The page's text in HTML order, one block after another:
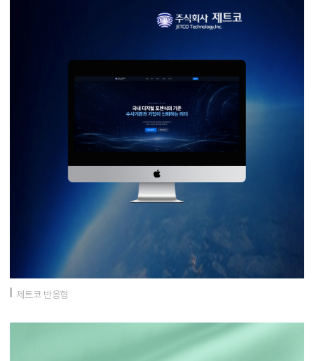
제트코 반응형